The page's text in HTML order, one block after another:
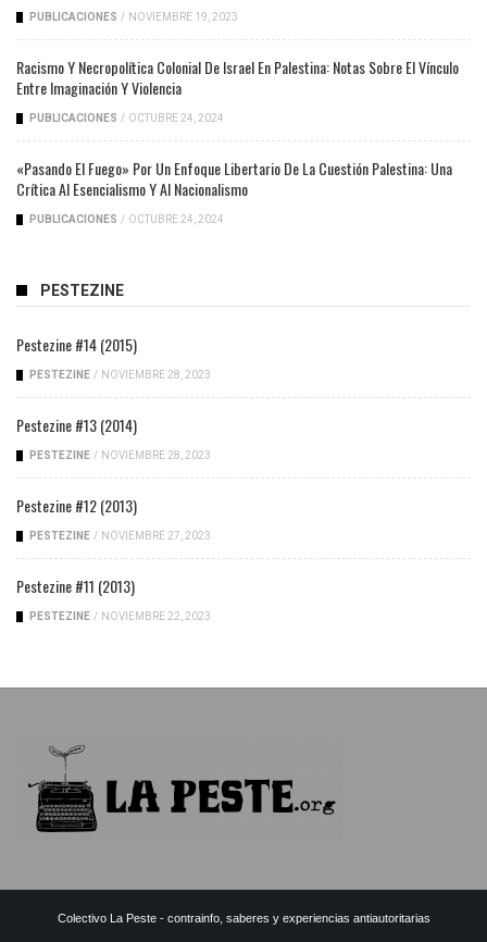
PUBLICACIONES / NOVIEMBRE 19, 2023
Racismo Y Necropolítica Colonial De Israel En Palestina: Notas Sobre El Vínculo
Entre Imaginación Y Violencia
PUBLICACIONES / OCTUBRE 24, 2024
«Pasando El Fuego» Por Un Enfoque Libertario De La Cuestión Palestina: Una
Crítica Al Esencialismo Y Al Nacionalismo
PUBLICACIONES / OCTUBRE 24, 2024
PESTEZINE
Pestezine #14 (2015)
PESTEZINE / NOVIEMBRE 28, 2023
Pestezine #13 (2014)
PESTEZINE / NOVIEMBRE 28, 2023
Pestezine #12 (2013)
PESTEZINE / NOVIEMBRE 27, 2023
Pestezine #11 (2013)
PESTEZINE / NOVIEMBRE 22, 2023
Colectivo La Peste - contrainfo, saberes y experiencias antiautoritarias